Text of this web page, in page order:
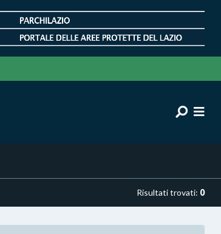
Risultati trovati: 0